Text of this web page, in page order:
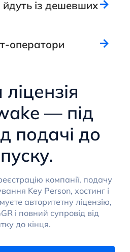
із дешевших
оператори
— під
подачі до
компанії, подачу
Key Person, хостинг і
авторитетну ліцензію,
і повний супровід від
до кінця.